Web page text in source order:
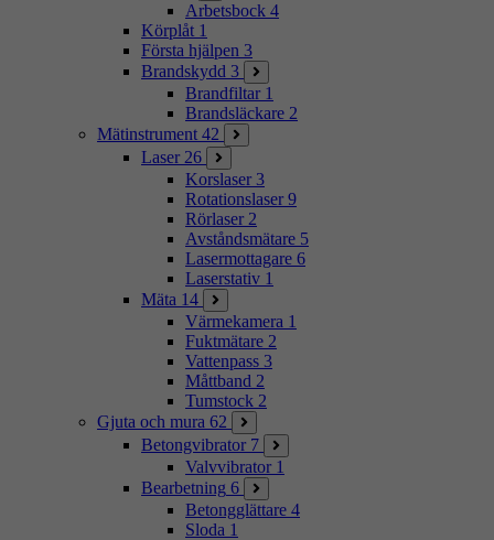
Arbetsbock 4
Körplåt 1
Första hjälpen 3
Brandskydd 3
Brandfiltar 1
Brandsläckare 2
Mätinstrument 42
Laser 26
Korslaser 3
Rotationslaser 9
Rörlaser 2
Avståndsmätare 5
Lasermottagare 6
Laserstativ 1
Mäta 14
Värmekamera 1
Fuktmätare 2
Vattenpass 3
Måttband 2
Tumstock 2
Gjuta och mura 62
Betongvibrator 7
Valvvibrator 1
Bearbetning 6
Betongglättare 4
Sloda 1